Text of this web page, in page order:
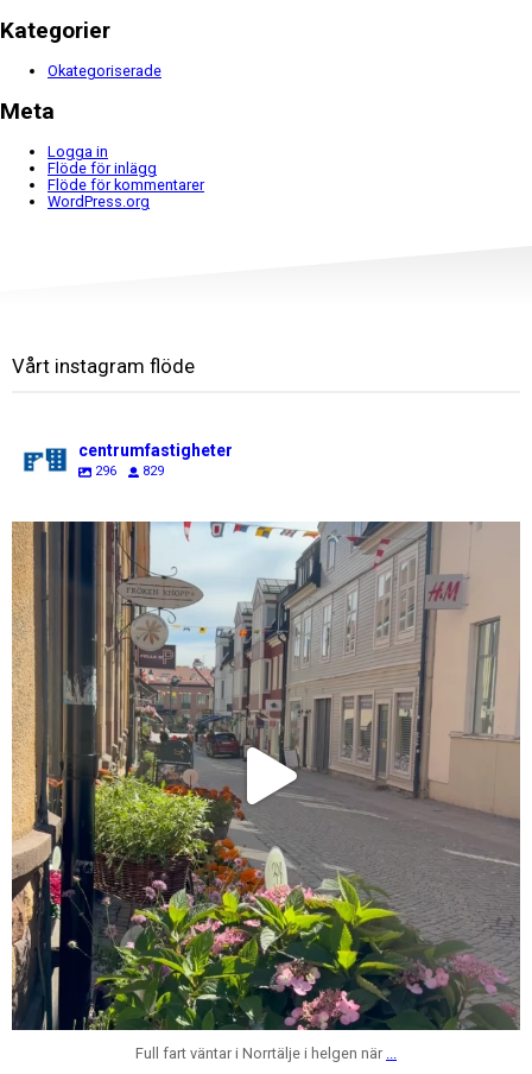
Kategorier
Okategoriserade
Meta
Logga in
Flöde för inlägg
Flöde för kommentarer
WordPress.org
Vårt instagram flöde
centrumfastigheter
296 829
centrumfastigheter
Jul 31
Full fart väntar i Norrtälje i helgen när ...